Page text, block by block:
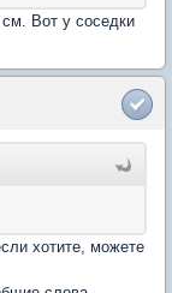
Вот у соседки
хотите, можете